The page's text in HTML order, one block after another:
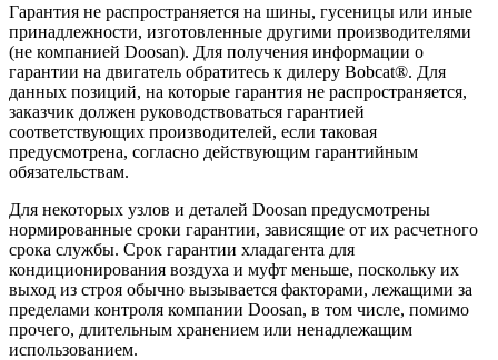
Гарантия не распространяется на шины, гусеницы или иные
принадлежности, изготовленные другими производителями
(не компанией Doosan). Для получения информации о
гарантии на двигатель обратитесь к дилеру Bobcat®. Для
данных позиций, на которые гарантия не распространяется,
заказчик должен руководствоваться гарантией
соответствующих производителей, если таковая
предусмотрена, согласно действующим гарантийным
обязательствам.
Для некоторых узлов и деталей Doosan предусмотрены
нормированные сроки гарантии, зависящие от их расчетного
срока службы. Срок гарантии хладагента для
кондиционирования воздуха и муфт меньше, поскольку их
выход из строя обычно вызывается факторами, лежащими за
пределами контроля компании Doosan, в том числе, помимо
прочего, длительным хранением или ненадлежащим
использованием.